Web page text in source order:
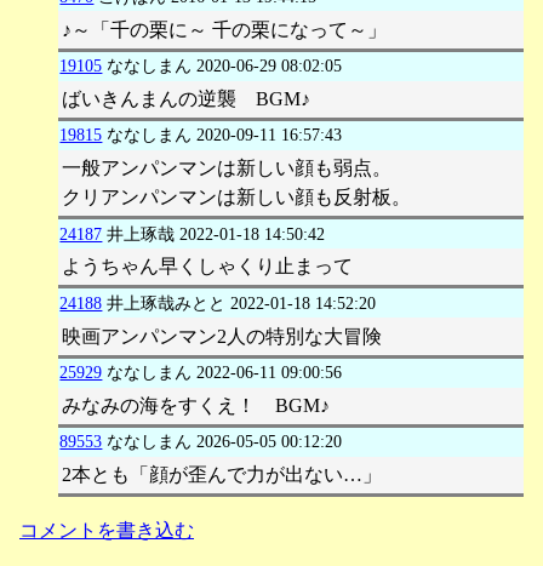
♪～「千の栗に～ 千の栗になって～」
19105 ななしまん 2020-06-29 08:02:05
ばいきんまんの逆襲 BGM♪
19815 ななしまん 2020-09-11 16:57:43
一般アンパンマンは新しい顔も弱点。
クリアンパンマンは新しい顔も反射板。
24187 井上琢哉 2022-01-18 14:50:42
ようちゃん早くしゃくり止まって
24188 井上琢哉みとと 2022-01-18 14:52:20
映画アンパンマン2人の特別な大冒険
25929 ななしまん 2022-06-11 09:00:56
みなみの海をすくえ！ BGM♪
89553 ななしまん 2026-05-05 00:12:20
2本とも「顔が歪んで力が出ない…」
コメントを書き込む